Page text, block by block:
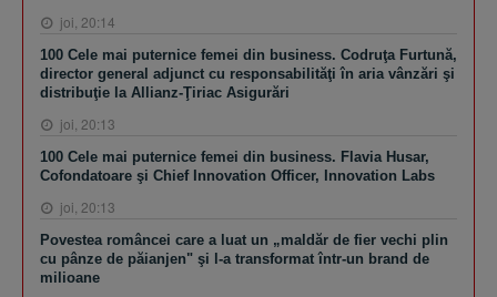
joi, 20:14
100 Cele mai puternice femei din business. Codruţa Furtună,
director general adjunct cu responsabilităţi în aria vânzări şi
distribuţie la Allianz-Ţiriac Asigurări
joi, 20:13
100 Cele mai puternice femei din business. Flavia Husar,
Cofondatoare şi Chief Innovation Officer, Innovation Labs
joi, 20:13
Povestea româncei care a luat un „maldăr de fier vechi plin
cu pânze de păianjen" şi l-a transformat într-un brand de
milioane